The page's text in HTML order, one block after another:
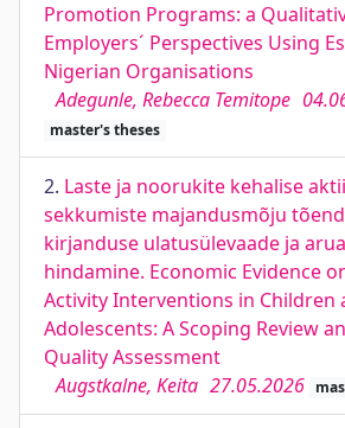
Promotion Programs: a
Employers´ Perspectives Using
Nigerian Organisations
Adegunle, Rebecca Temitope
master's theses
2. Laste ja noorukite kehalise
sekkumiste majandusmõju
kirjanduse ulatusülevaade ja
hindamine. Economic Evidence
Activity Interventions in Children
Adolescents: A Scoping Review
Quality Assessment
Augstkalne, Keita 27.05.2026